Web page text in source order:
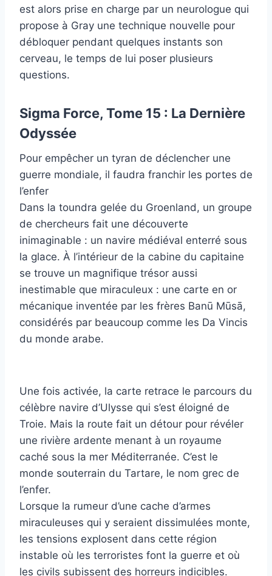
est alors prise en charge par un neurologue qui
propose à Gray une technique nouvelle pour
débloquer pendant quelques instants son
cerveau, le temps de lui poser plusieurs
questions.
Sigma Force, Tome 15 : La Dernière
Odyssée
Pour empêcher un tyran de déclencher une
guerre mondiale, il faudra franchir les portes de
l’enfer
Dans la toundra gelée du Groenland, un groupe
de chercheurs fait une découverte
inimaginable : un navire médiéval enterré sous
la glace. À l’intérieur de la cabine du capitaine
se trouve un magnifique trésor aussi
inestimable que miraculeux : une carte en or
mécanique inventée par les frères Banū Mūsā,
considérés par beaucoup comme les Da Vincis
du monde arabe.
Une fois activée, la carte retrace le parcours du
célèbre navire d’Ulysse qui s’est éloigné de
Troie. Mais la route fait un détour pour révéler
une rivière ardente menant à un royaume
caché sous la mer Méditerranée. C’est le
monde souterrain du Tartare, le nom grec de
l’enfer.
Lorsque la rumeur d’une cache d’armes
miraculeuses qui y seraient dissimulées monte,
les tensions explosent dans cette région
instable où les terroristes font la guerre et où
les civils subissent des horreurs indicibles.